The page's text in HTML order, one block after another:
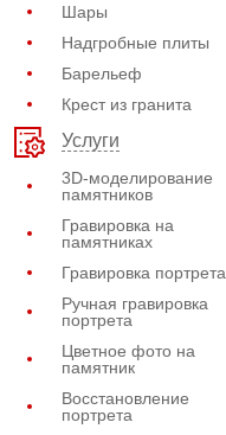
Шары
Надгробные плиты
Барельеф
Крест из гранита
Услуги
3D-моделирование
памятников
Гравировка на
памятниках
Гравировка портрета
Ручная гравировка
портрета
Цветное фото на
памятник
Восстановление
портрета